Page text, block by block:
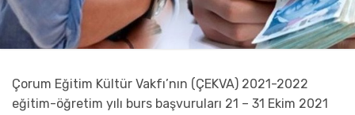
Çorum Eğitim Kültür Vakfı’nın (ÇEKVA) 2021-2022
eğitim-öğretim yılı burs başvuruları 21 – 31 Ekim 2021